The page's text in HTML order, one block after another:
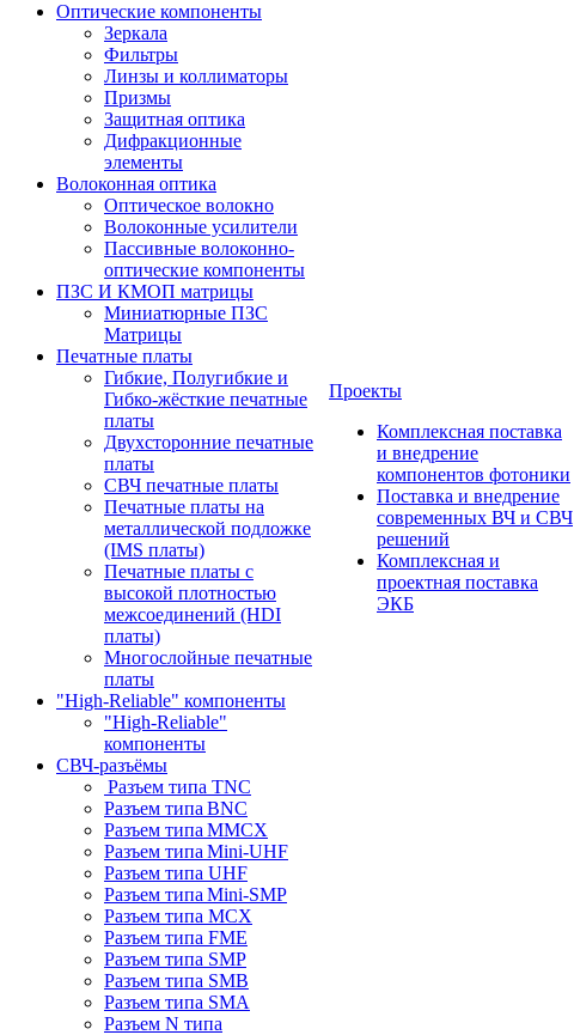
Оптические компоненты
Зеркала
Фильтры
Линзы и коллиматоры
Призмы
Защитная оптика
Дифракционные
элементы
Волоконная оптика
Оптическое волокно
Волоконные усилители
Пассивные волоконно-
оптические компоненты
ПЗС И КМОП матрицы
Миниатюрные ПЗС
Матрицы
Печатные платы
Гибкие, Полугибкие и
Гибко-жёсткие печатные
платы
Двухсторонние печатные
платы
СВЧ печатные платы
Печатные платы на
металлической подложке
(IMS платы)
Печатные платы с
высокой плотностью
межсоединений (HDI
платы)
Многослойные печатные
платы
"High-Reliable" компоненты
"High-Reliable"
компоненты
СВЧ-разъёмы
Разъем типа TNC
Разъем типа BNC
Разъем типа MMCX
Разъем типа Mini-UHF
Разъем типа UHF
Разъем типа Mini-SMP
Разъем типа MCX
Разъем типа FME
Разъем типа SMP
Разъем типа SMB
Разъем типа SMA
Разъем N типа
Проекты
Комплексная поставка
и внедрение
компонентов фотоники
Поставка и внедрение
современных ВЧ и СВЧ
решений
Комплексная и
проектная поставка
ЭКБ